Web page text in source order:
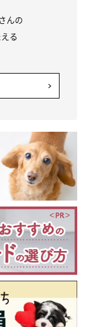
の様子は？
んの
る